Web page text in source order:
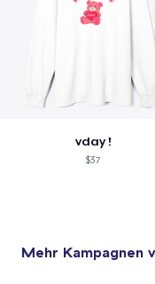
vday !
$37
Mehr Kampagnen